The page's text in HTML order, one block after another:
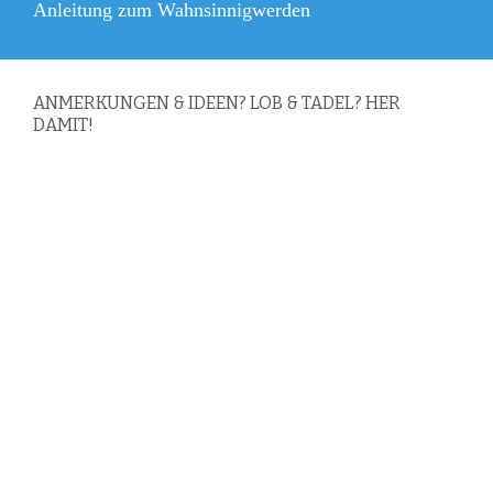
Nächster
Anleitung zum Wahnsinnigwerden
ANMERKUNGEN & IDEEN? LOB & TADEL? HER
DAMIT!